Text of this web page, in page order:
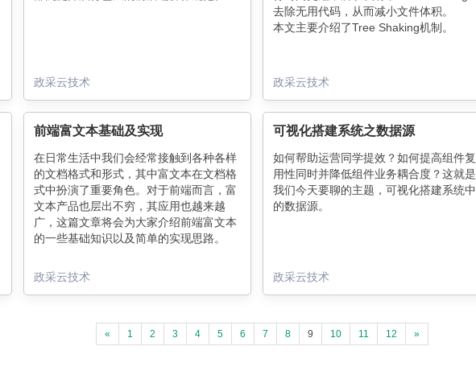
政采云技术
去除无用代码，从而减小文件体积。
本文主要介绍了Tree Shaking机制。
政采云技术
前端富文本基础及实现
在日常生活中我们会经常接触到各种各样
的文档格式和形式，其中富文本在文档格
式中扮演了重要角色。对于前端而言，富
文本产品也层出不穷，其应用也越来越
广，这篇文章将会为大家介绍前端富文本
的一些基础知识以及简单的实现思路。
政采云技术
可视化搭建系统之数据源
​如何帮助运营同学提效？如何提高组件复
用性同时并降低组件业务耦合度？这就是
我们今天要聊的主题，可视化搭建系统中
的数据源。
政采云技术
« 1 2 3 4 5 6 7 8 9 10 11 12 »